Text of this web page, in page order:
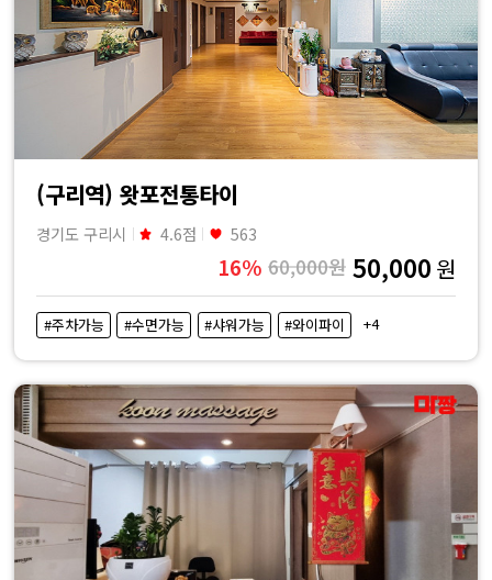
(구리역) 왓포전통타이
경기도 구리시 4.6점 563
16% 60,000원 50,000 원
#주차가능 #수면가능 #샤워가능 #와이파이 +4